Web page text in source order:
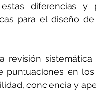
diferencias y
para el diseño
revisión
puntuaciones en
conciencia y